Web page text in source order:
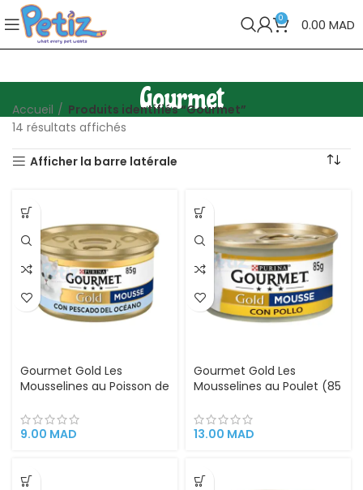
0 0.00 MAD
Gourmet
Accueil
Produits identifiés “Gourmet”
14 résultats affichés
Afficher la barre latérale
Gourmet Gold Les
Mousselines au Poisson de
9.00 MAD
Gourmet Gold Les
Mousselines au Poulet (85
13.00 MAD